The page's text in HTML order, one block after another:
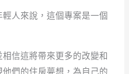
人來說，這個專案是一個
信這將帶來更多的改變和
們的住房夢想，為自己的